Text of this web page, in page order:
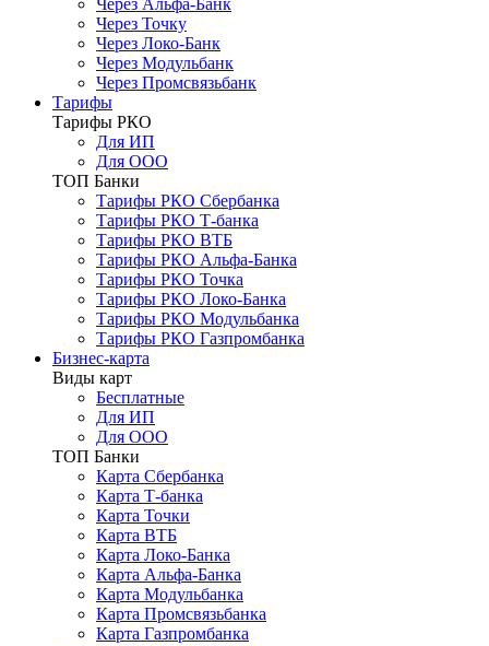
Через Альфа-Банк
Через Точку
Через Локо-Банк
Через Модульбанк
Через Промсвязьбанк
Тарифы
Тарифы РКО
Для ИП
Для ООО
ТОП Банки
Тарифы РКО Сбербанка
Тарифы РКО Т-банка
Тарифы РКО ВТБ
Тарифы РКО Альфа-Банка
Тарифы РКО Точка
Тарифы РКО Локо-Банка
Тарифы РКО Модульбанка
Тарифы РКО Газпромбанка
Бизнес-карта
Виды карт
Бесплатные
Для ИП
Для ООО
ТОП Банки
Карта Сбербанка
Карта Т-банка
Карта Точки
Карта ВТБ
Карта Локо-Банка
Карта Альфа-Банка
Карта Модульбанка
Карта Промсвязьбанка
Карта Газпромбанка